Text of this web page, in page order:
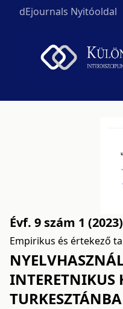
dEjournals Nyitóoldal
Évf. 9 szám 1 (2023)
Empirikus és értekező
INTERETNIKUS